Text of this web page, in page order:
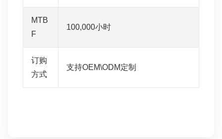
MTB
F
100,000小时
订购
方式
支持OEM\ODM定制